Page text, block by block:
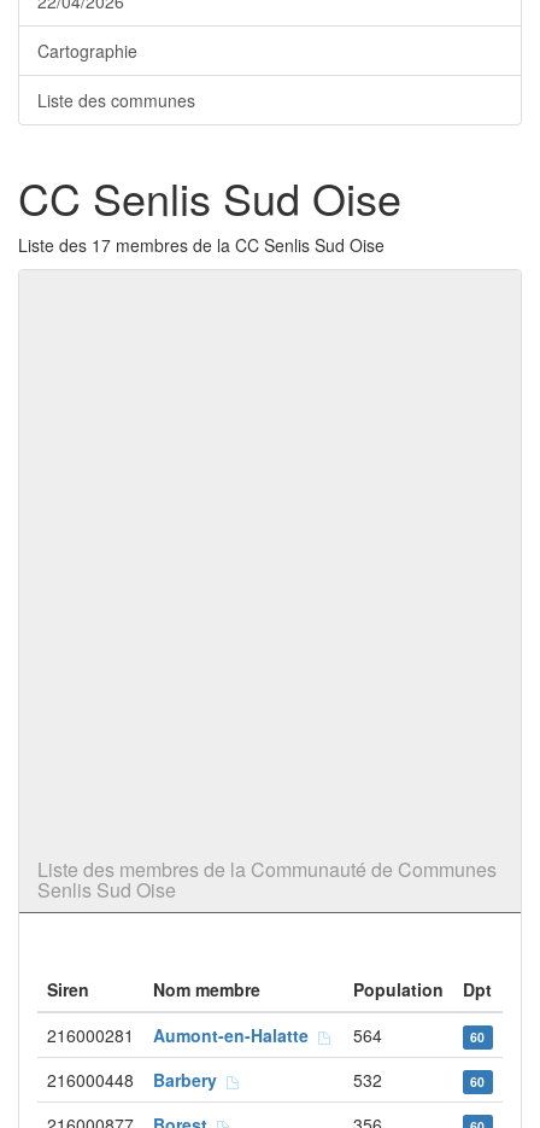
Cartographie
Liste des communes
CC Senlis Sud Oise
Liste des 17 membres de la CC Senlis Sud Oise
Liste des membres de la Communauté de Communes
Senlis Sud Oise
Siren Nom membre Population
Dpt
216000281
Aumont-en-Halatte 564 60
216000448 Barbery 532 60